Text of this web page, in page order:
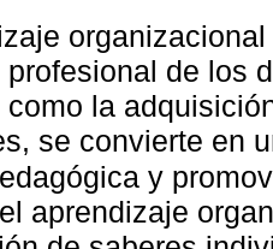
profesional de los
como la
se convierte en
y
aprendizaje